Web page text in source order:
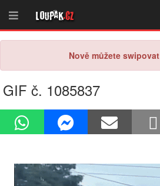
Loupak.cz
Nově můžete swipovat
GIF č. 1085837